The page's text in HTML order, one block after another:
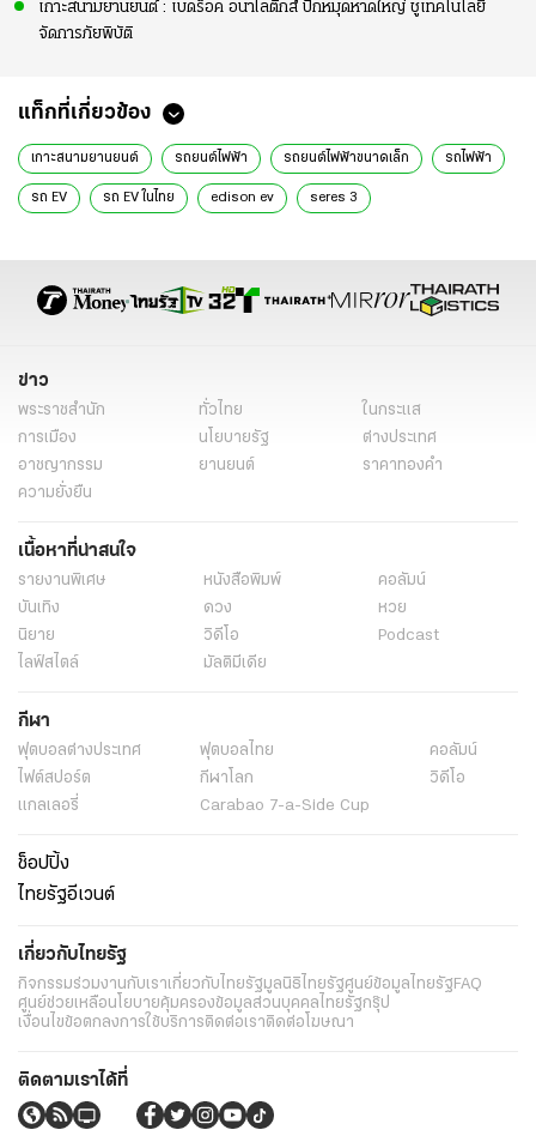
เกาะสนามยานยนต์ : เบดร็อค อนาไลติกส์ ปักหมุดหาดใหญ่ ชูเทคโนโลยี
จัดการภัยพิบัติ
แท็กที่เกี่ยวข้อง
เกาะสนามยานยนต์ รถยนต์ไฟฟ้า รถยนต์ไฟฟ้าขนาดเล็ก รถไฟฟ้า
รถ EV รถ EV ในไทย edison ev seres 3
ข่าว
พระราชสำนัก ทั่วไทย
ในกระแส
การเมือง
นโยบายรัฐ
ต่างประเทศ
อาชญากรรม
ยานยนต์
ราคาทองคำ
ความยั่งยืน
เนื้อหาที่น่าสนใจ
รายงานพิเศษ หนังสือพิมพ์
คอลัมน์
บันเทิง
ดวง
หวย
นิยาย
วิดีโอ
Podcast
ไลฟ์สไตล์
มัลติมีเดีย
กีฬา
ฟุตบอลต่่างประเทศ ฟุตบอลไทย
คอลัมน์
ไฟต์สปอร์ต
กีฬาโลก
วิดีโอ
แกลเลอรี่
Carabao 7-a-Side Cup
ช็อปปิ้ง
ไทยรัฐอีเวนต์
เกี่ยวกับไทยรัฐ
กิจกรรมร่วมงานกับเราเกี่ยวกับไทยรัฐมูลนิธิไทยรัฐศูนย์ข้อมูลไทยรัฐ FAQ
ศูนย์ช่วยเหลือนโยบายคุ้มครองข้อมูลส่วนบุคคลไทยรัฐกรุ๊ป
เงื่อนไขข้อตกลงการใช้บริการติดต่อเราติดต่อโฆษณา
ติดตามเราได้ที่